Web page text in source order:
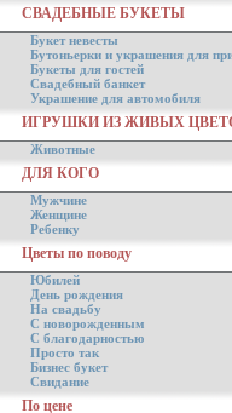
СВАДЕБНЫЕ БУКЕТЫ
Букет невесты
Бутоньерки и украшения для
Букеты для гостей
Свадебный банкет
Украшение для автомобиля
ИГРУШКИ ИЗ ЖИВЫХ
Животные
ДЛЯ КОГО
Мужчине
Женщине
Ребенку
Цветы по поводу
Юбилей
День рождения
На свадьбу
С новорожденным
С благодарностью
Просто так
Бизнес букет
Свидание
По цене